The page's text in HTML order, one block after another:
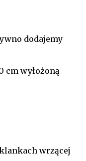
dodajemy
cm wyłożoną
wrzącej